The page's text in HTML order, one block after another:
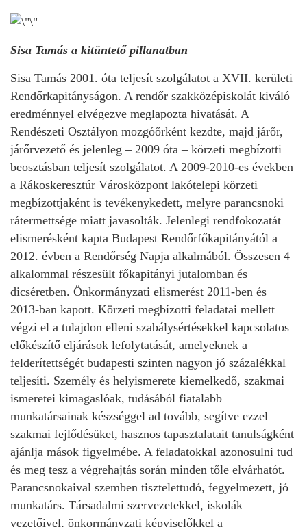
Sisa Tamás a kitüntető pillanatban
Sisa Tamás 2001. óta teljesít szolgálatot a XVII. kerületi
Rendőrkapitányságon. A rendőr szakközépiskolát kiváló
eredménnyel elvégezve meglapozta hivatását. A
Rendészeti Osztályon mozgóőrként kezdte, majd járőr,
járőrvezető és jelenleg – 2009 óta – körzeti megbízotti
beosztásban teljesít szolgálatot. A 2009-2010-es években
a Rákoskeresztúr Városközpont lakótelepi körzeti
megbízottjaként is tevékenykedett, melyre parancsnoki
rátermettsége miatt javasolták. Jelenlegi rendfokozatát
elismerésként kapta Budapest Rendőrfőkapitányától a
2012. évben a Rendőrség Napja alkalmából. Összesen 4
alkalommal részesült főkapitányi jutalomban és
dicséretben. Önkormányzati elismerést 2011-ben és
2013-ban kapott. Körzeti megbízotti feladatai mellett
végzi el a tulajdon elleni szabálysértésekkel kapcsolatos
előkészítő eljárások lefolytatását, amelyeknek a
felderítettségét budapesti szinten nagyon jó százalékkal
teljesíti. Személy és helyismerete kiemelkedő, szakmai
ismeretei kimagaslóak, tudásából fiatalabb
munkatársainak készséggel ad tovább, segítve ezzel
szakmai fejlődésüket, hasznos tapasztalatait tanulságként
ajánlja mások figyelmébe. A feladatokkal azonosulni tud
és meg tesz a végrehajtás során minden tőle elvárhatót.
Parancsnokaival szemben tisztelettudó, fegyelmezett, jó
munkatárs. Társadalmi szervezetekkel, iskolák
vezetőivel, önkormányzati képviselőkkel a